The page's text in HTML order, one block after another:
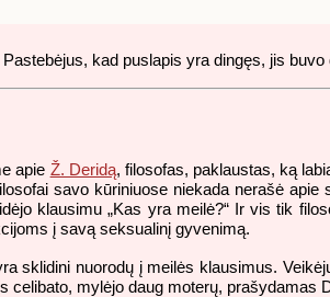
kad puslapis yra dingęs, jis buvo
apie Ž. Deridą, filosofas, paklaustas, ką
savo kūriniuose niekada nerašė
klausimu „Kas yra meilė?“ Ir vis tik
į savą seksualinį gyvenimą.
sklidini nuorodų į meilės klausimus.
celibato, mylėjo daug moterų, prašydamas